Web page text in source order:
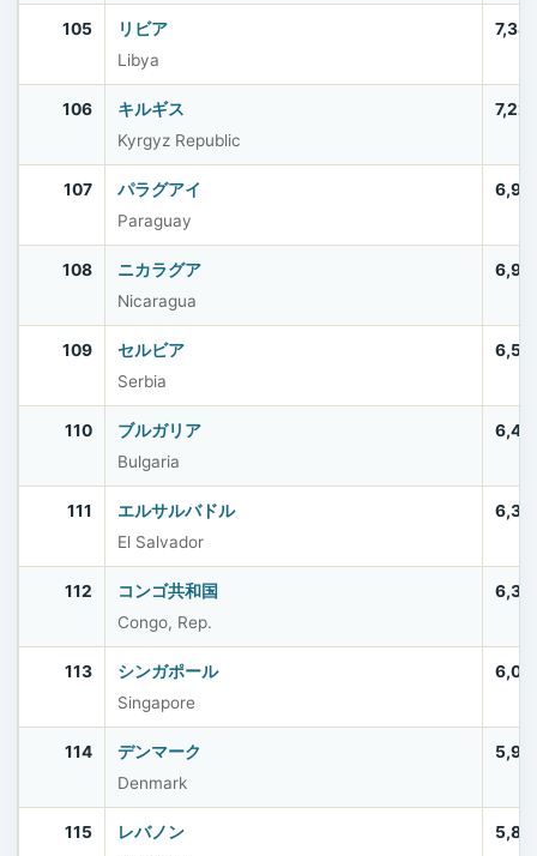
105
リビア
Libya
106
キルギス
Kyrgyz Republic
107
パラグアイ
Paraguay
108
ニカラグア
Nicaragua
109
セルビア
Serbia
110
ブルガリア
Bulgaria
111
エルサルバドル
El Salvador
112
コンゴ共和国
Congo, Rep.
113
シンガポール
Singapore
114
デンマーク
Denmark
115
レバノン